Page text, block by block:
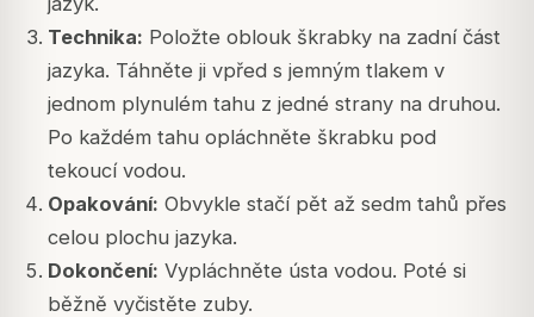
Technika: Položte oblouk škrabky na zadní část
jazyka. Táhněte ji vpřed s jemným tlakem v
jednom plynulém tahu z jedné strany na druhou.
Po každém tahu opláchněte škrabku pod
tekoucí vodou.
Opakování: Obvykle stačí pět až sedm tahů přes
celou plochu jazyka.
Dokončení: Vypláchněte ústa vodou. Poté si
běžně vyčistěte zuby.